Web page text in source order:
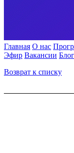
Главная О нас
Эфир Вакансии
Возврат к списку